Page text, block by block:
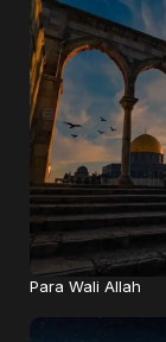
Para Wali Allah